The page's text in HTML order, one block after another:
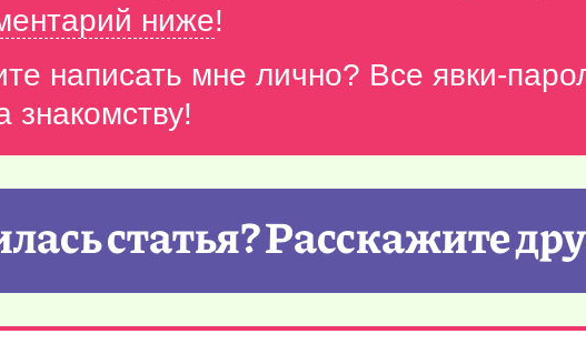
ниже!
написать мне лично? Все явки-
знакомству!
статья? Расскажите